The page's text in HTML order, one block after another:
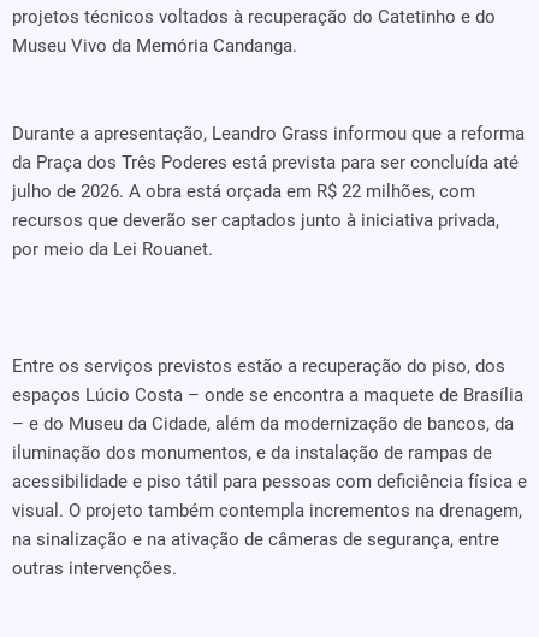
projetos técnicos voltados à recuperação do Catetinho e do
Museu Vivo da Memória Candanga.
Durante a apresentação, Leandro Grass informou que a reforma
da Praça dos Três Poderes está prevista para ser concluída até
julho de 2026. A obra está orçada em R$ 22 milhões, com
recursos que deverão ser captados junto à iniciativa privada,
por meio da Lei Rouanet.
Entre os serviços previstos estão a recuperação do piso, dos
espaços Lúcio Costa – onde se encontra a maquete de Brasília
– e do Museu da Cidade, além da modernização de bancos, da
iluminação dos monumentos, e da instalação de rampas de
acessibilidade e piso tátil para pessoas com deficiência física e
visual. O projeto também contempla incrementos na drenagem,
na sinalização e na ativação de câmeras de segurança, entre
outras intervenções.